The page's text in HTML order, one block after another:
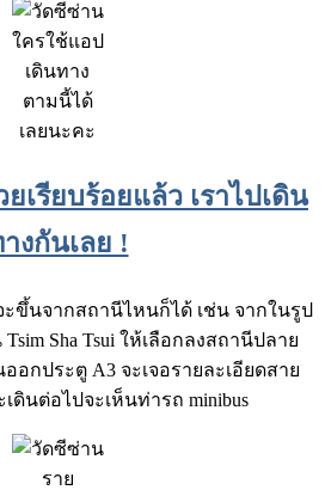
ใครใช้แอป
เดินทาง
ตามนี้ได้
เลยนะคะ
เรียบร้อยแล้ว เราไปเดิน
งกันเลย !
ะขึ้นจากสถานีไหนก็ได้ เช่น จากในรูป
Sha Tsui ให้เลือกลงสถานีปลาย
ออกประตู A3 จะเจอรายละเอียดสาย
ดินต่อไปจะเห็นท่ารถ minibus
ราย